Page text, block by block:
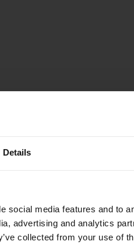
Details
social media features and to
advertising and analytics
collected from your use of